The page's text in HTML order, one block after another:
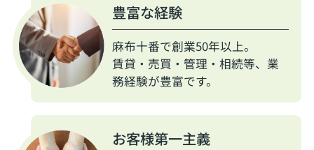
豊富な経験
麻布十番で創業50年以上。
賃貸・売買・管理・相続等、業
務経験が豊富です。
お客様第一主義